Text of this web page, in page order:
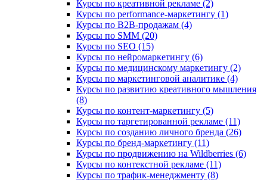
Курсы по креативной рекламе (2)
Курсы по performance-маркетингу (1)
Курсы по B2B-продажам (4)
Курсы по SMM (20)
Курсы по SEO (15)
Курсы по нейромаркетингу (6)
Курсы по медицинскому маркетингу (2)
Курсы по маркетинговой аналитике (4)
Курсы по развитию креативного мышления
(8)
Курсы по контент-маркетингу (5)
Курсы по таргетированной рекламе (11)
Курсы по созданию личного бренда (26)
Курсы по бренд-маркетингу (11)
Курсы по продвижению на Wildberries (6)
Курсы по контекстной рекламе (11)
Курсы по трафик-менеджменту (8)